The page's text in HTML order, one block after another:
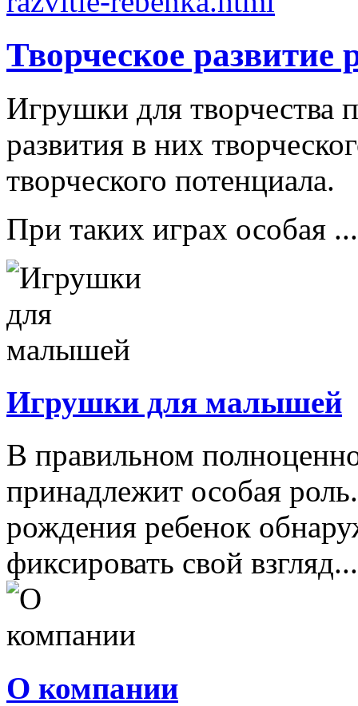
Творческое развитие
Игрушки для творчества
развития в них
творческого потенциала.
При таких играх особая ...
Игрушки для малышей
В правильном
принадлежит особая
рождения ребенок
фиксировать свой взгляд...
О компании